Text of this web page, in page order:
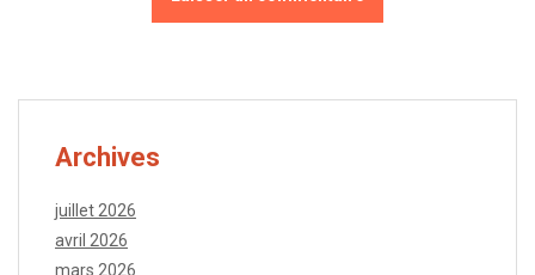
Archives
juillet 2026
avril 2026
mars 2026